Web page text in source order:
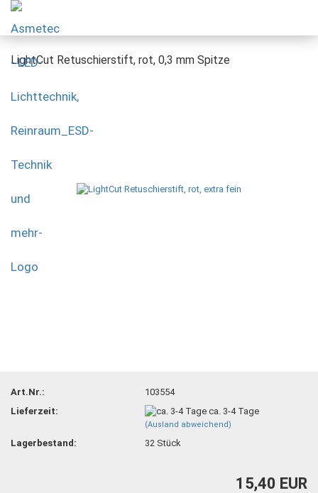
LightCut Retuschierstift, rot, 0,3 mm Spitze
Art.Nr.:
103554
Lieferzeit:
ca. 3-4 Tage
(Ausland abweichend)
Lagerbestand: 32 Stück
15,40 EUR